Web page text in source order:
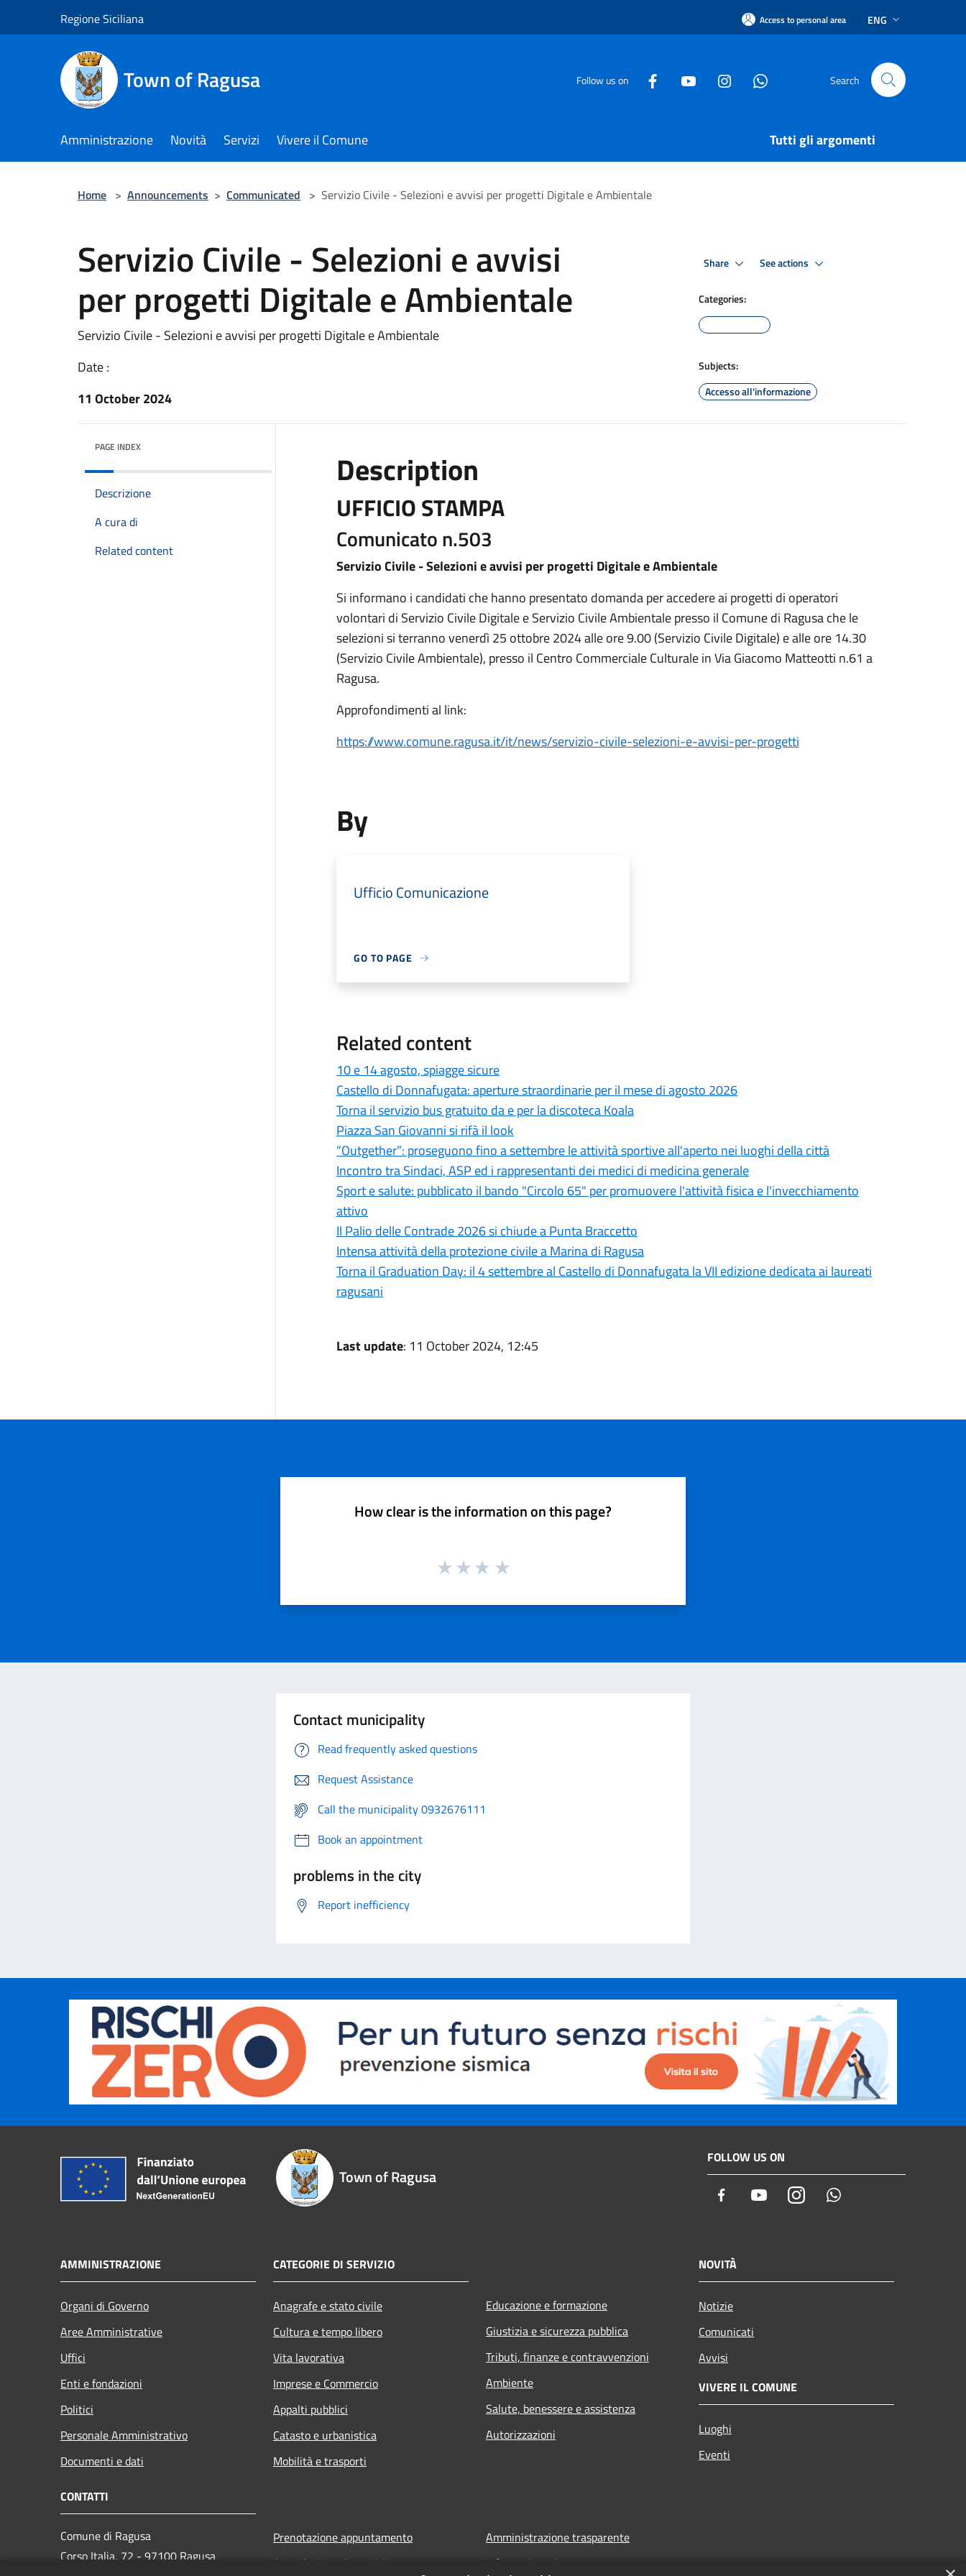
Regione Siciliana Access to personal area ENG
Town of Ragusa Follow us on Search
Amministrazione Novità Servizi Vivere il Comune Tutti gli argomenti
Home > Announcements > Communicated > Servizio Civile - Selezioni e avvisi per progetti Digitale e Ambientale
Servizio Civile - Selezioni e avvisi
per progetti Digitale e Ambientale
Servizio Civile - Selezioni e avvisi per progetti Digitale e Ambientale
Date :
11 October 2024
Share See actions
Categories:
Subjects:
Accesso all'informazione
PAGE INDEX
Descrizione
A cura di
Related content
Description
UFFICIO STAMPA
Comunicato n.503
Servizio Civile - Selezioni e avvisi per progetti Digitale e Ambientale
Si informano i candidati che hanno presentato domanda per accedere ai progetti di operatori
volontari di Servizio Civile Digitale e Servizio Civile Ambientale presso il Comune di Ragusa che le
selezioni si terranno venerdì 25 ottobre 2024 alle ore 9.00 (Servizio Civile Digitale) e alle ore 14.30
(Servizio Civile Ambientale), presso il Centro Commerciale Culturale in Via Giacomo Matteotti n.61 a
Ragusa.
Approfondimenti al link:
https://www.comune.ragusa.it/it/news/servizio-civile-selezioni-e-avvisi-per-progetti
By
Ufficio Comunicazione
GO TO PAGE
Related content
10 e 14 agosto, spiagge sicure
Castello di Donnafugata: aperture straordinarie per il mese di agosto 2026
Torna il servizio bus gratuito da e per la discoteca Koala
Piazza San Giovanni si rifà il look
“Outgether”: proseguono fino a settembre le attività sportive all'aperto nei luoghi della città
Incontro tra Sindaci, ASP ed i rappresentanti dei medici di medicina generale
Sport e salute: pubblicato il bando "Circolo 65" per promuovere l'attività fisica e l'invecchiamento
attivo
Il Palio delle Contrade 2026 si chiude a Punta Braccetto
Intensa attività della protezione civile a Marina di Ragusa
Torna il Graduation Day: il 4 settembre al Castello di Donnafugata la VII edizione dedicata ai laureati
ragusani
Last update: 11 October 2024, 12:45
How clear is the information on this page?
Contact municipality
Read frequently asked questions
Request Assistance
Call the municipality 0932676111
Book an appointment
problems in the city
Report inefficiency
Town of Ragusa
FOLLOW US ON
Facebook YoutubeInstagram
AMMINISTRAZIONE
Organi di Governo
Aree Amministrative
Uffici
Enti e fondazioni
Politici
Personale Amministrativo
Documenti e dati
CATEGORIE DI SERVIZIO
Anagrafe e stato civile
Cultura e tempo libero
Vita lavorativa
Imprese e Commercio
Appalti pubblici
Catasto e urbanistica
Mobilità e trasporti
Educazione e formazione
Giustizia e sicurezza pubblica
Tributi, finanze e contravvenzioni
Ambiente
Salute, benessere e assistenza
Autorizzazioni
NOVITÀ
Notizie
Comunicati
Avvisi
VIVERE IL COMUNE
Luoghi
Eventi
CONTATTI
Comune di Ragusa
Corso Italia, 72 - 97100 Ragusa
Prenotazione appuntamento
Segnalazione disservizio
Amministrazione trasparente
Informativa privacy